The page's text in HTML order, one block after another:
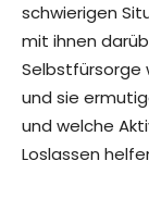
schwierigen
mit ihnen
Selbstfürsorge
und sie
und welche
Loslassen